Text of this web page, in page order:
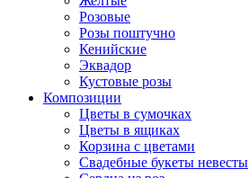
Розовые
Розы поштучно
Кенийские
Эквадор
Кустовые розы
Композиции
Цветы в сумочках
Цветы в ящиках
Корзина с цветами
Свадебные букеты невесты